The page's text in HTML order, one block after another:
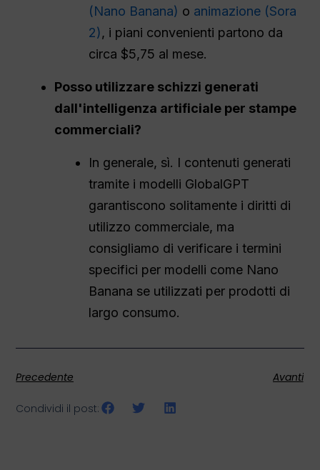
(Nano Banana) o animazione (Sora
2), i piani convenienti partono da
circa $5,75 al mese.
Posso utilizzare schizzi generati
dall'intelligenza artificiale per stampe
commerciali?
In generale, sì. I contenuti generati
tramite i modelli GlobalGPT
garantiscono solitamente i diritti di
utilizzo commerciale, ma
consigliamo di verificare i termini
specifici per modelli come Nano
Banana se utilizzati per prodotti di
largo consumo.
Precedente Avanti
Condividi il post: